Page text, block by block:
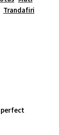
Trandafiri
perfect